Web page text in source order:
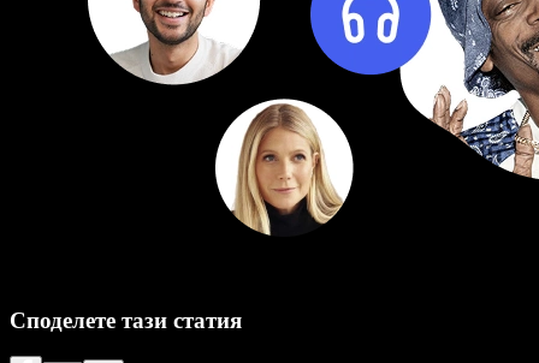
Споделете тази статия